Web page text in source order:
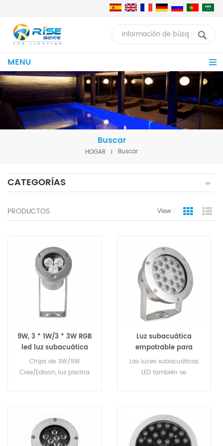
MENU
Buscar
HOGAR Buscar
CATEGORÍAS
PRODUCTOS View : Grid View
9W, 3 * 1W/3 * 3W RGB
led luz subacuática
Chips de 3W/9W
Cree/Edison, luz piscina
Luz subacuática
empotrable para
piscina de acero
inoxidable 18x3W
Las luces subacuáticas
LED también se
LED, luz de fuente LED, luz
de fuente, son
ampliamente utilizadas